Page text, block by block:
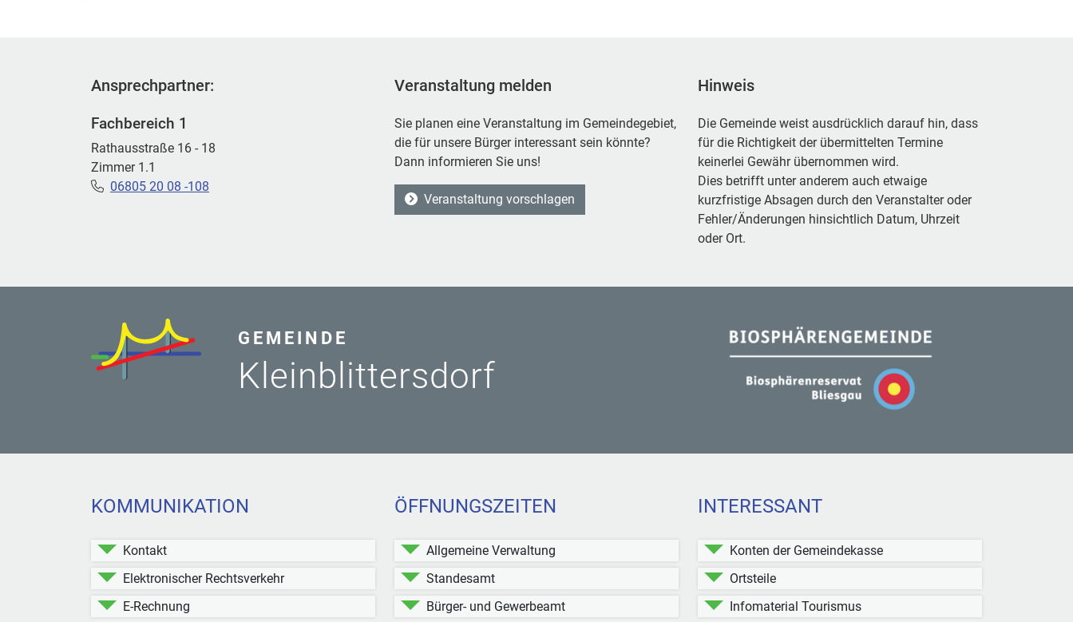
Ansprechpartner:
Fachbereich 1
Rathausstraße 16 - 18
Zimmer 1.1
06805 20 08 -108
Veranstaltung melden
Sie planen eine Veranstaltung im Gemeindegebiet,
die für unsere Bürger interessant sein könnte?
Dann informieren Sie uns!
Veranstaltung vorschlagen
Hinweis
Die Gemeinde weist ausdrücklich darauf hin, dass
für die Richtigkeit der übermittelten Termine
keinerlei Gewähr übernommen wird.
Dies betrifft unter anderem auch etwaige
kurzfristige Absagen durch den Veranstalter oder
Fehler/Änderungen hinsichtlich Datum, Uhrzeit
oder Ort.
GEMEINDE
Kleinblittersdorf
KOMMUNIKATION
Kontakt
Elektronischer Rechtsverkehr
E-Rechnung
ÖFFNUNGSZEITEN
Allgemeine Verwaltung
Standesamt
Bürger- und Gewerbeamt
INTERESSANT
Konten der Gemeindekasse
Ortsteile
Infomaterial Tourismus